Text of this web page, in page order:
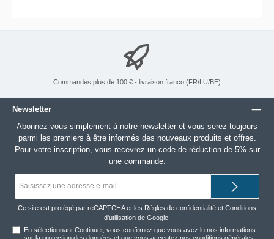
Commandes plus de 100 € - livraison franco (FR/LU/BE)
Newsletter
Abonnez-vous simplement à notre newsletter et vous serez toujours
parmi les premiers à être informés des nouveaux produits et offres.
Pour votre inscription, vous recevrez un code de réduction de 5% sur
une commande.
e-
Ce site est protégé par reCAPTCHA et les Règles de confidentialité et Conditions
d'utilisation de Google.
En sélectionnant Continuer, vous confirmez que vous avez lu nosinformations